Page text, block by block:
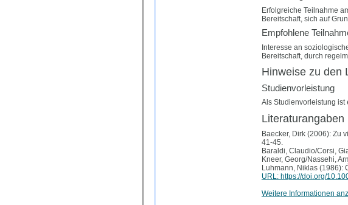
Erfolgreiche Teilnahme
Bereitschaft, sich auf
Empfohlene
Interesse an
Bereitschaft, durch
Hinweise zu den
Studienvorleistung
Als Studienvorleistung ist
Literaturangaben
Baecker, Dirk (2006): Zu
41-45.
Baraldi, Claudio/Corsi,
Kneer, Georg/Nassehi,
Luhmann, Niklas (1986):
URL: https://doi.org/
Weitere Informationen